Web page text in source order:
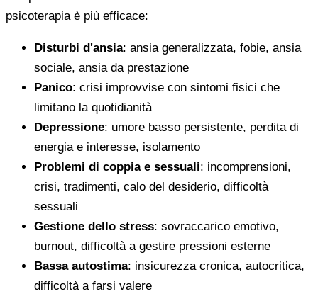
psicoterapia è più efficace:
Disturbi d'ansia: ansia generalizzata, fobie, ansia
sociale, ansia da prestazione
Panico: crisi improvvise con sintomi fisici che
limitano la quotidianità
Depressione: umore basso persistente, perdita di
energia e interesse, isolamento
Problemi di coppia e sessuali: incomprensioni,
crisi, tradimenti, calo del desiderio, difficoltà
sessuali
Gestione dello stress: sovraccarico emotivo,
burnout, difficoltà a gestire pressioni esterne
Bassa autostima: insicurezza cronica, autocritica,
difficoltà a farsi valere